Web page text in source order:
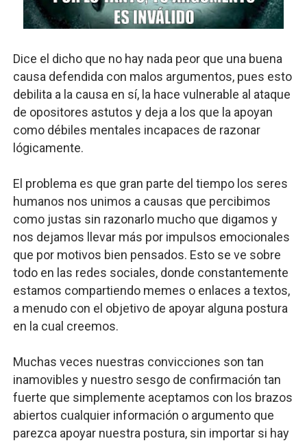
Dice el dicho que no hay nada peor que una buena
causa defendida con malos argumentos, pues esto
debilita a la causa en sí, la hace vulnerable al ataque
de opositores astutos y deja a los que la apoyan
como débiles mentales incapaces de razonar
lógicamente.
El problema es que gran parte del tiempo los seres
humanos nos unimos a causas que percibimos
como justas sin razonarlo mucho que digamos y
nos dejamos llevar más por impulsos emocionales
que por motivos bien pensados. Esto se ve sobre
todo en las redes sociales, donde constantemente
estamos compartiendo memes o enlaces a textos,
a menudo con el objetivo de apoyar alguna postura
en la cual creemos.
Muchas veces nuestras convicciones son tan
inamovibles y nuestro sesgo de confirmación tan
fuerte que simplemente aceptamos con los brazos
abiertos cualquier información o argumento que
parezca apoyar nuestra postura, sin importar si hay